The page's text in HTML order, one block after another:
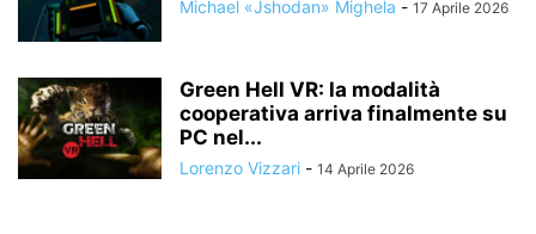
Michael «Jshodan» Mighela - 17 Aprile 2026
Green Hell VR: la modalità
cooperativa arriva finalmente su
PC nel...
Lorenzo Vizzari - 14 Aprile 2026